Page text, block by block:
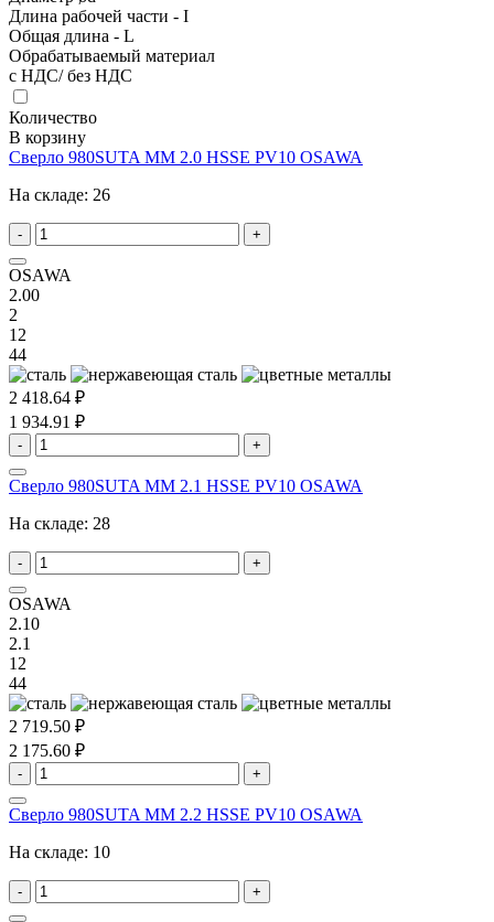
Длина рабочей части - I
Общая длина - L
Обрабатываемый материал
с НДС/ без НДС
Количество
В корзину
Сверло 980SUTA MM 2.0 HSSE PV10 OSAWA
На складе: 26
- +
OSAWA
2.00
2
12
44
2 418.64 ₽
1 934.91 ₽
- +
Сверло 980SUTA MM 2.1 HSSE PV10 OSAWA
На складе: 28
- +
OSAWA
2.10
2.1
12
44
2 719.50 ₽
2 175.60 ₽
- +
Сверло 980SUTA MM 2.2 HSSE PV10 OSAWA
На складе: 10
- +